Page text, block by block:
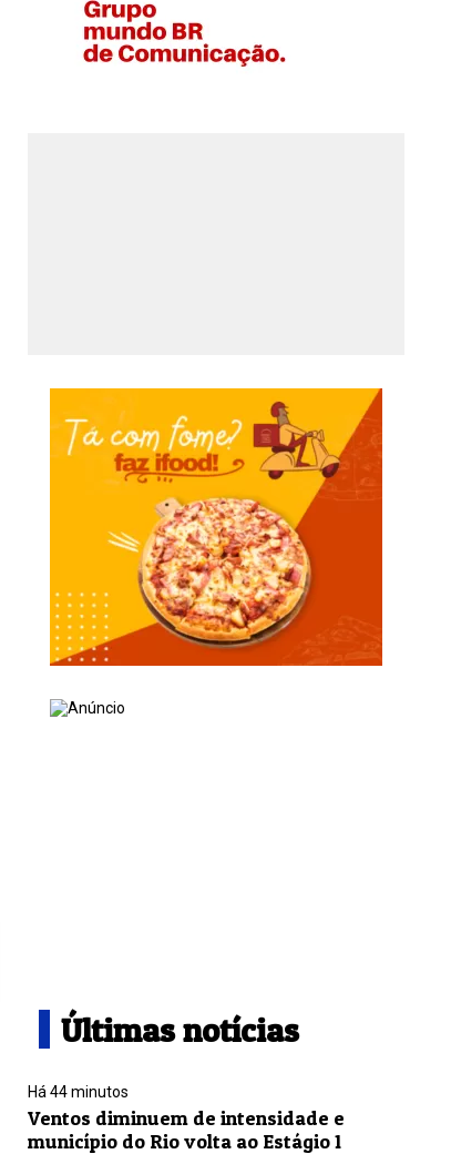
Últimas notícias
Há 44 minutos
Ventos diminuem de intensidade e
município do Rio volta ao Estágio 1